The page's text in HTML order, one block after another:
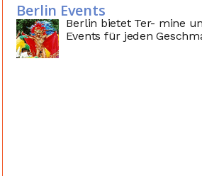
Berlin Events
Berlin bietet Ter- mine
Events für jeden